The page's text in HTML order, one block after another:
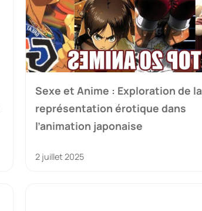
Sexe et Anime : Exploration de la
représentation érotique dans
l’animation japonaise
2 juillet 2025